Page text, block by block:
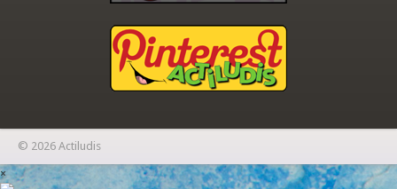
© 2026 Actiludis
×